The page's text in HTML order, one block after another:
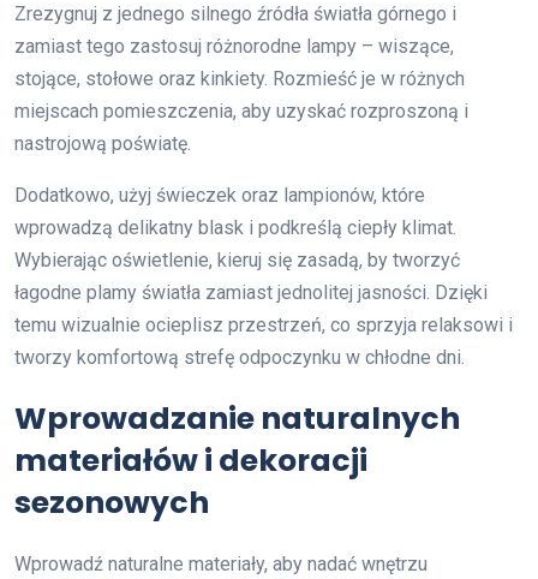
Zrezygnuj z jednego silnego źródła światła górnego i
zamiast tego zastosuj różnorodne lampy – wiszące,
stojące, stołowe oraz kinkiety. Rozmieść je w różnych
miejscach pomieszczenia, aby uzyskać rozproszoną i
nastrojową poświatę.
Dodatkowo, użyj świeczek oraz lampionów, które
wprowadzą delikatny blask i podkreślą ciepły klimat.
Wybierając oświetlenie, kieruj się zasadą, by tworzyć
łagodne plamy światła zamiast jednolitej jasności. Dzięki
temu wizualnie ocieplisz przestrzeń, co sprzyja relaksowi i
tworzy komfortową strefę odpoczynku w chłodne dni.
Wprowadzanie naturalnych
materiałów i dekoracji
sezonowych
Wprowadź naturalne materiały, aby nadać wnętrzu